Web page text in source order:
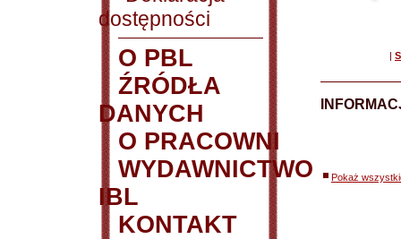
dostępności
O PBL
ŹRÓDŁA
DANYCH
O PRACOWNI
WYDAWNICTWO
IBL
KONTAKT
|
Pokaż